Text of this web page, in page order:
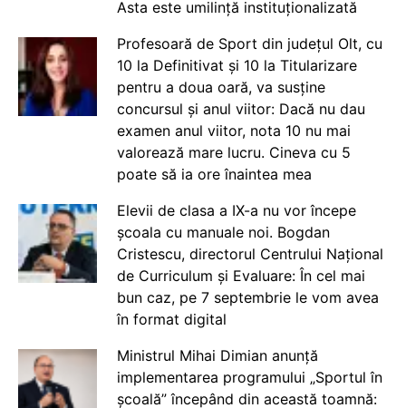
Asta este umilință instituționalizată
Profesoară de Sport din județul Olt, cu
10 la Definitivat și 10 la Titularizare
pentru a doua oară, va susține
concursul și anul viitor: Dacă nu dau
examen anul viitor, nota 10 nu mai
valorează mare lucru. Cineva cu 5
poate să ia ore înaintea mea
Elevii de clasa a IX-a nu vor începe
școala cu manuale noi. Bogdan
Cristescu, directorul Centrului Național
de Curriculum și Evaluare: În cel mai
bun caz, pe 7 septembrie le vom avea
în format digital
Ministrul Mihai Dimian anunță
implementarea programului „Sportul în
școală” începând din această toamnă: